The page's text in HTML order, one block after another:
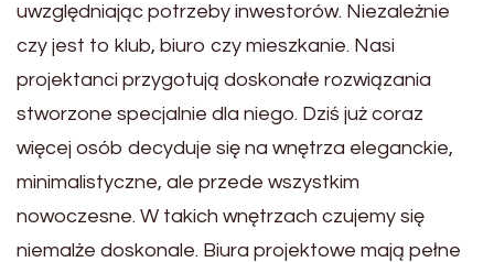
uwzględniając potrzeby inwestorów. Niezależnie
czy jest to klub, biuro czy mieszkanie. Nasi
projektanci przygotują doskonałe rozwiązania
stworzone specjalnie dla niego. Dziś już coraz
więcej osób decyduje się na wnętrza eleganckie,
minimalistyczne, ale przede wszystkim
nowoczesne. W takich wnętrzach czujemy się
niemalże doskonale. Biura projektowe mają pełne